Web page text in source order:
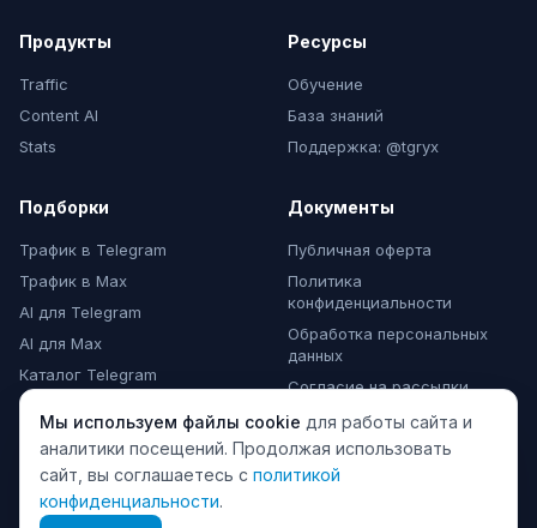
Продукты
Traffic
Content AI
Stats
Ресурсы
Обучение
База знаний
Поддержка: @tgryx
Подборки
Трафик в Telegram
Трафик в Max
AI для Telegram
AI для Max
Каталог Telegram
Каталог Max
Комментарии Max
Документы
Публичная оферта
Политика
конфиденциальности
Обработка персональных
данных
Согласие на рассылки
Мы используем файлы cookie для работы сайта и
аналитики посещений. Продолжая использовать
сайт, вы соглашаетесь с политикой
конфиденциальности.